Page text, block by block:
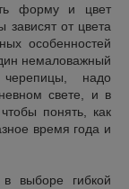
форму и цвет
от цвета
особенностей
немаловажный
надо
свете, и в
понять, как
время года и
выборе гибкой